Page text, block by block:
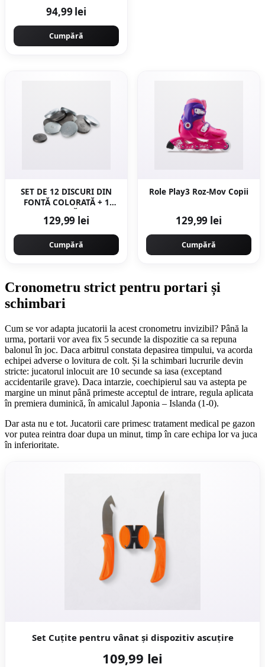
94,99 lei
Cumpără
SET DE 12 DISCURI DIN
FONTĂ COLORATĂ + 1
129,99 lei
Cumpără
Role Play3 Roz-Mov Copii
129,99 lei
Cumpără
Cronometru strict pentru portari și
schimbari
Cum se vor adapta jucatorii la acest cronometru invizibil? Până la
urma, portarii vor avea fix 5 secunde la dispozitie ca sa repuna
balonul în joc. Daca arbitrul constata depasirea timpului, va acorda
echipei adverse o lovitura de colt. Și la schimbari lucrurile devin
stricte: jucatorul inlocuit are 10 secunde sa iasa (exceptand
accidentarile grave). Daca intarzie, coechipierul sau va astepta pe
margine un minut până primeste acceptul de intrare, regula aplicata
în premiera duminică, în amicalul Japonia – Islanda (1-0).
Dar asta nu e tot. Jucatorii care primesc tratament medical pe gazon
vor putea reintra doar dupa un minut, timp în care echipa lor va juca
în inferioritate.
Set Cuțite pentru vânat și dispozitiv ascuțire
109,99 lei